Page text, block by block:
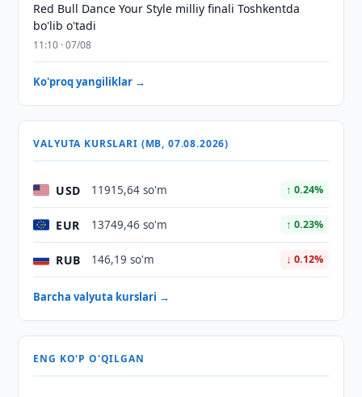
Red Bull Dance Your Style milliy finali Toshkentda
bo'lib o'tadi
11:10 · 07/08
Ko'proq yangiliklar →
VALYUTA KURSLARI (MB, 07.08.2026)
USD 11915,64 so'm ↑ 0.24%
EUR 13749,46 so'm ↑ 0.23%
RUB 146,19 so'm ↓ 0.12%
Barcha valyuta kurslari →
ENG KO'P O'QILGAN